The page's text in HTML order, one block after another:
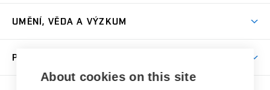
Přijímačky
Dny otevřených dveří
Přípravné kurzy
Studium bez bariér
Časový plán studia
Studijní předpisy a formuláře
UMĚNÍ, VĚDA A VÝZKUM
PRO VEŘEJNOST
Letní školy a semestrální kurzy
About cookies on this site